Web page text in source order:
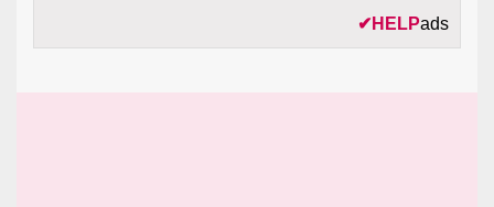
✔ HELPads